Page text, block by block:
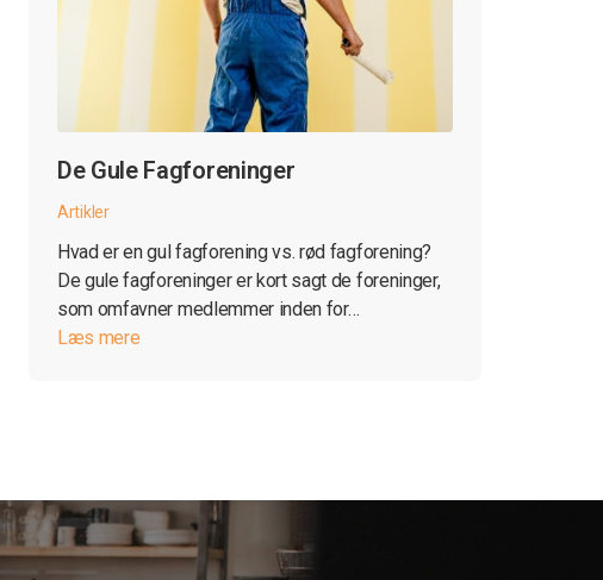
De Gule Fagforeninger
Artikler
Hvad er en gul fagforening vs. rød fagforening?
De gule fagforeninger er kort sagt de foreninger,
som omfavner medlemmer inden for…
Læs mere